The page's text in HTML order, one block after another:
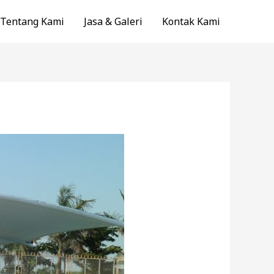
Tentang Kami Jasa & Galeri Kontak Kami